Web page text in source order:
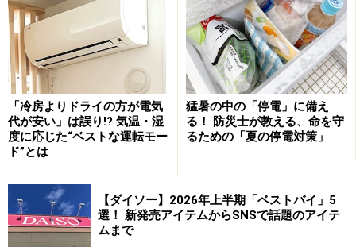
パネルヒーターはしっかりほこりを取り除
く
パネルヒーターもお手入れする
す。まずは、空気吐き出し口のほこりを綿棒などを使っ
てキレイに取り除きましょう。またフィルターがあるも
のはフィルターの掃除も必要です。
「冷房よりドライの方が電気
代が安い」は誤り!? 気温・湿
度に応じた“ベストな運転モー
ド”とは
猛暑の中の「停電」に備え
る！ 防災士が教える、命を守
るための「夏の停電対策」
【ダイソー】2026年上半期「ベストバイ」5
選！ 新発売アイテムからSNSで話題のアイテ
ムまで